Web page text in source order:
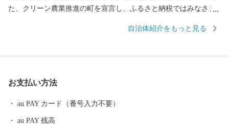
た、クリーン農業推進の町を宣言し、ふるさと納税ではみなさま
いりました。夏は寒暖差が激しく、糖度の高いメロン、湿度が低
義務教育9年間をひとまとまりとして捉え、指導の一貫性や学びの
事を始められる人を目指す『Nプロジェクト』に取り組んでいま
自治体紹介をもっと見る
お支払い方法
au PAY カード（番号入力不要）
au PAY 残高